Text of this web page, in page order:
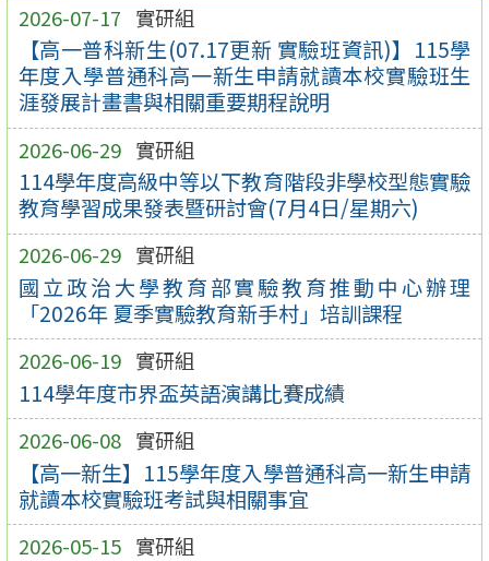
2026-07-17 實研組
【高一普科新生(07.17更新 實驗班資訊)】115學
年度入學普通科高一新生申請就讀本校實驗班生
涯發展計畫書與相關重要期程說明
2026-06-29 實研組
114學年度高級中等以下教育階段非學校型態實驗
教育學習成果發表暨研討會(7月4日/星期六)
2026-06-29 實研組
國立政治大學教育部實驗教育推動中心辦理
「2026年 夏季實驗教育新手村」培訓課程
2026-06-19 實研組
114學年度市界盃英語演講比賽成績
2026-06-08 實研組
【高一新生】115學年度入學普通科高一新生申請
就讀本校實驗班考試與相關事宜
2026-05-15 實研組